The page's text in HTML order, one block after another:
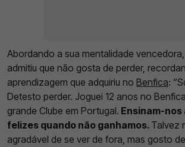
Abordando a sua mentalidade
admitiu que não gosta de perder,
aprendizagem que adquiriu no Benfica:
Detesto perder. Joguei 12 anos no
grande Clube em Portugal. Ensinam-
felizes quando não ganhamos. Talvez
agradável de se ver de fora, mas gosto